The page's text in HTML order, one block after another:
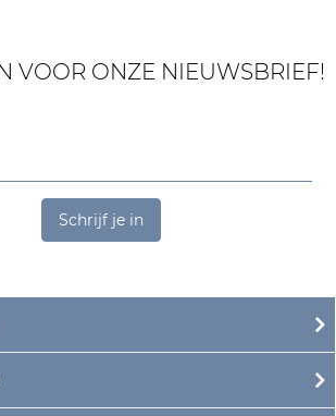
VOOR ONZE NIEUWSBRIEF!
Schrijf je in